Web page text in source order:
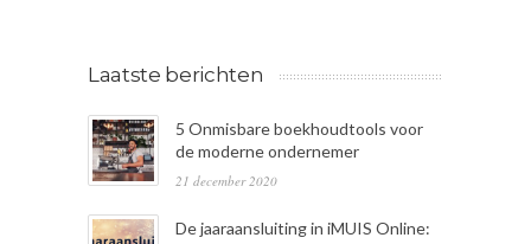
Laatste berichten
5 Onmisbare boekhoudtools voor
de moderne ondernemer
21 december 2020
De jaaraansluiting in iMUIS Online: